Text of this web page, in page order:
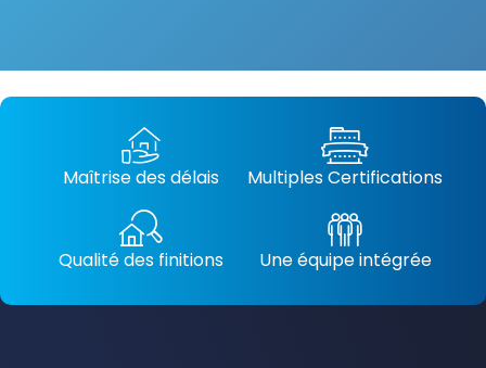
Maîtrise des délais Multiples Certifications
Qualité des finitions Une équipe intégrée